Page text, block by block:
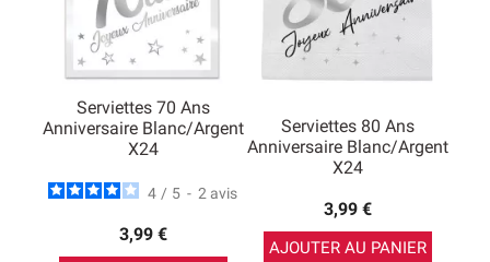
Serviettes 70 Ans
Anniversaire Blanc/argent
X24
4 / 5 - 2 avis
3,99 €
Serviettes 80 Ans
Anniversaire Blanc/argent
X24
3,99 €
AJOUTER AU PANIER